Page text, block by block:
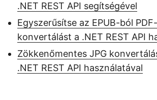
.NET REST API segítségével
Egyszerűsítse az EPUB-ból
konvertálást a .NET REST API
Zökkenőmentes JPG
.NET REST API használatával